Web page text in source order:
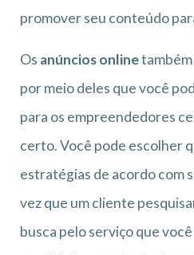
promover seu conteúdo
Os anúncios onlinetambém
por meio deles que você
para os empreendedores
certo. Você pode escolher
estratégias de acordo com
vez que um cliente
busca pelo serviço que